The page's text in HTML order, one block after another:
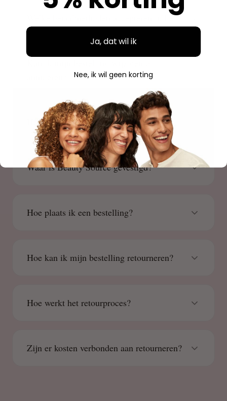
Welke betaalmethoden accepteren jullie?
Hoe kan ik mijn bestelling volgen?
Waar is Beauty Source gevestigd?
Hoe plaats ik een bestelling?
Hoe kan ik mijn bestelling retourneren?
Hoe werkt het retourproces?
Zijn er kosten verbonden aan retourneren?
Ja, dat wil ik
Nee, ik wil geen korting